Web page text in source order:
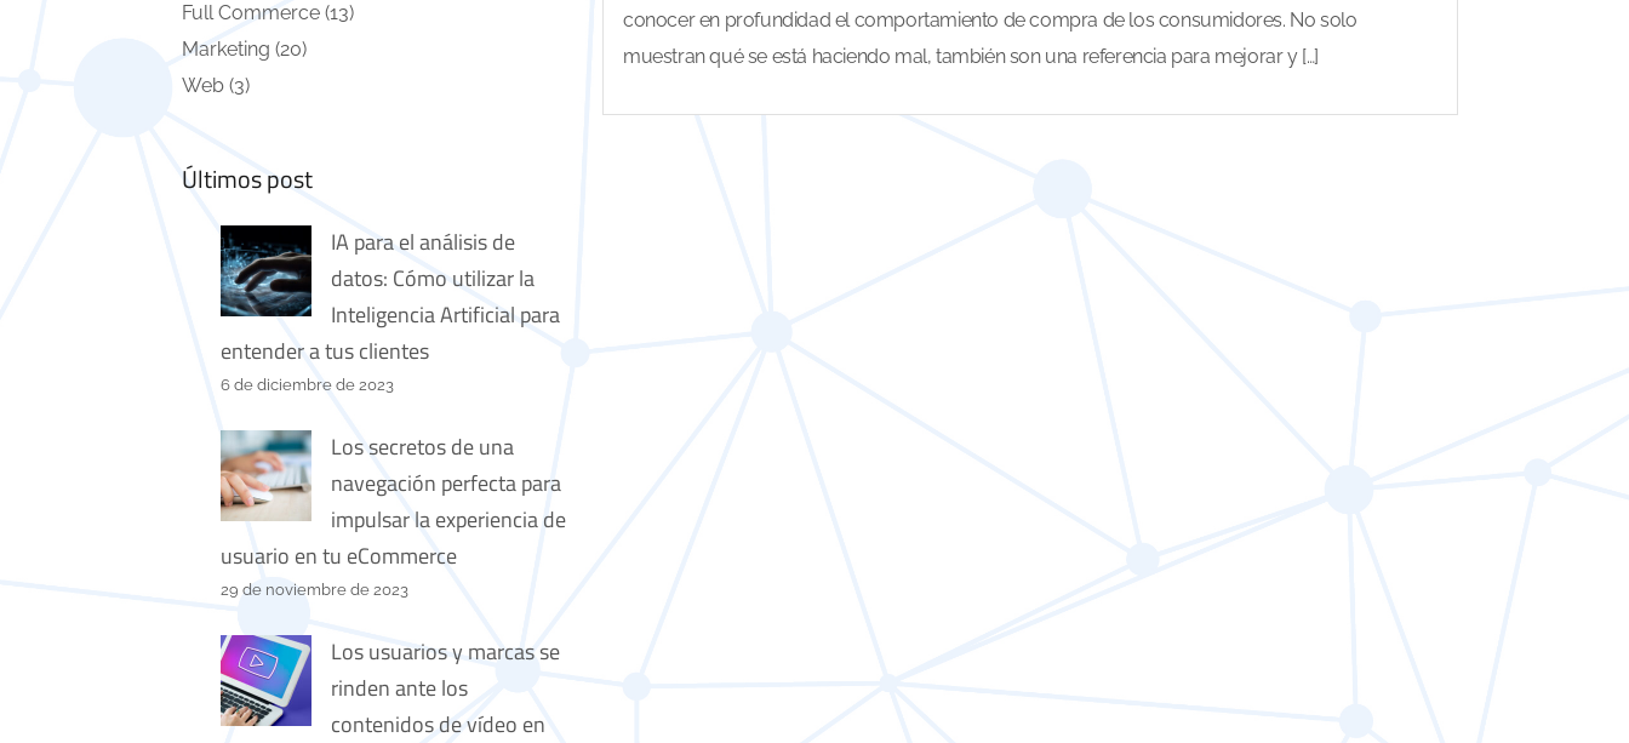
Full Commerce (13)
Marketing (20)
Web (3)
Últimos post
IA para el análisis de
datos: Cómo utilizar la
Inteligencia Artificial para
entender a tus clientes
6 de diciembre de 2023
Los secretos de una
navegación perfecta para
impulsar la experiencia de
usuario en tu eCommerce
29 de noviembre de 2023
Los usuarios y marcas se
rinden ante los
contenidos de vídeo en
conocer en profundidad el comportamiento de compra de los consumidores. No solo
muestran qué se está haciendo mal, también son una referencia para mejorar y […]